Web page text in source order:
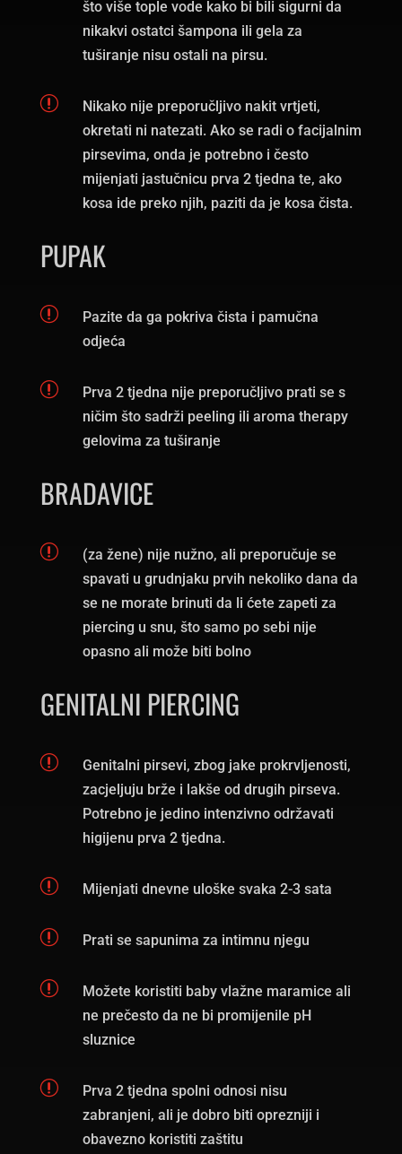
što više tople vode kako bi bili sigurni da
nikakvi ostatci šampona ili gela za
tuširanje nisu ostali na pirsu.
r
Nikako nije preporučljivo nakit vrtjeti,
okretati ni natezati. Ako se radi o facijalnim
pirsevima, onda je potrebno i često
mijenjati jastučnicu prva 2 tjedna te, ako
kosa ide preko njih, paziti da je kosa čista.
PUPAK
r
Pazite da ga pokriva čista i pamučna
odjeća
r
Prva 2 tjedna nije preporučljivo prati se s
ničim što sadrži peeling ili aroma therapy
gelovima za tuširanje
BRADAVICE
r
(za žene) nije nužno, ali preporučuje se
spavati u grudnjaku prvih nekoliko dana da
se ne morate brinuti da li ćete zapeti za
piercing u snu, što samo po sebi nije
opasno ali može biti bolno
GENITALNI PIERCING
r
Genitalni pirsevi, zbog jake prokrvljenosti,
zacjeljuju brže i lakše od drugih pirseva.
Potrebno je jedino intenzivno održavati
higijenu prva 2 tjedna.
r Mijenjati dnevne uloške svaka 2-3 sata
r Prati se sapunima za intimnu njegu
r
Možete koristiti baby vlažne maramice ali
ne prečesto da ne bi promijenile pH
sluznice
r
Prva 2 tjedna spolni odnosi nisu
zabranjeni, ali je dobro biti oprezniji i
obavezno koristiti zaštitu